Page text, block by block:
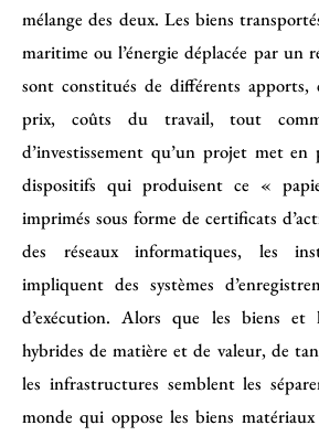
mélange des deux. Les biens
maritime ou l’énergie déplacée par un
sont constitués de différents apports,
prix, coûts du travail, tout
d’investissement qu’un projet met en
dispositifs qui produisent ce «
imprimés sous forme de certificats
des réseaux informatiques, les
impliquent des systèmes
d’exécution. Alors que les biens et
hybrides de matière et de valeur, de
les infrastructures semblent les
monde qui oppose les biens